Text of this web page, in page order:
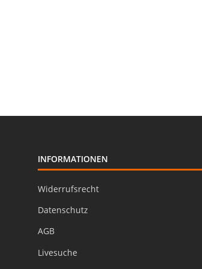
INFORMATIONEN
Widerrufsrecht
Datenschutz
AGB
Livesuche